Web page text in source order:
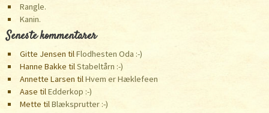
Rangle.
Kanin.
Seneste kommentarer
Gitte Jensen tilFlodhesten Oda :-)
Hanne Bakke tilStabeltårn :-)
Annette Larsen tilHvem er Hæklefeen
Aase tilEdderkop :-)
Mette tilBlæksprutter :-)